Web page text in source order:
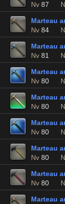
Nv 87
Marteau
Nv 84
Marteau
Nv 81
Marteau
Nv 80
Marteau
Nv 80
Marteau
Nv 80
Marteau
Nv 80
Marteau
Nv 80
Marteau